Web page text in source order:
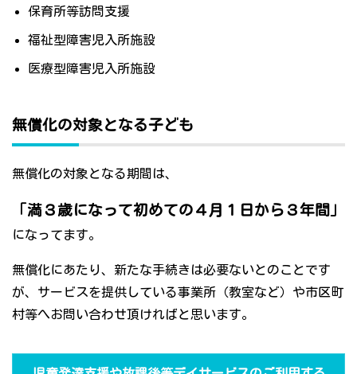
保育所等訪問支援
福祉型障害児入所施設
医療型障害児入所施設
無償化の対象となる子ども
無償化の対象となる期間は、
「満３歳になって初めての４月１日から３年間」
になってます。
無償化にあたり、新たな手続きは必要ないとのことです
が、サービスを提供している事業所（教室など）や市区町
村等へお問い合わせ頂ければと思います。